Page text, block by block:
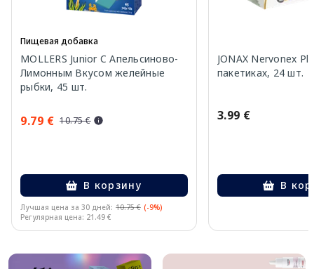
Пищевая добавка
MOLLERS Junior C Апельсиново-
Лимонным Вкусом желейные
рыбки, 45 шт.
9.79 € 10.75 €
В корзину
Лучшая цена за 30 дней: 10.75 € (-9%)
Регулярная цена: 21.49 €
JONAX Nervonex
пакетиках, 24 шт.
3.99 €
В